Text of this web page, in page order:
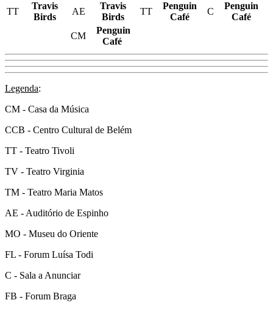
TT
Travis
Birds
AE
Travis
Birds
TT
Penguin
Café
C
Penguin
Café
CM
Penguin
Café
Legenda:
CM - Casa da Música
CCB - Centro Cultural de Belém
TT - Teatro Tivoli
TV - Teatro Virginia
TM - Teatro Maria Matos
AE - Auditório de Espinho
MO - Museu do Oriente
FL - Forum Luísa Todi
C - Sala a Anunciar
FB - Forum Braga